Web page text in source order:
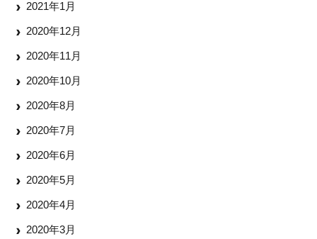
2021年1月
2020年12月
2020年11月
2020年10月
2020年8月
2020年7月
2020年6月
2020年5月
2020年4月
2020年3月